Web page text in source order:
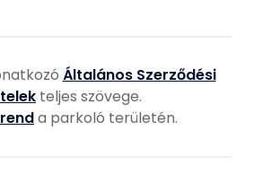
Általános Szerződési
teljes szövege.
a parkoló területén.